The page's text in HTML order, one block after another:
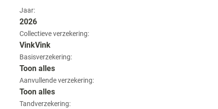
Jaar:
2026
Collectieve verzekering:
VinkVink
Basisverzekering:
Toon alles
Aanvullende verzekering:
Toon alles
Tandverzekering: